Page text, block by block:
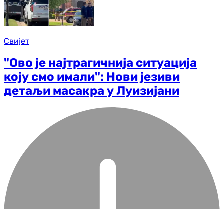
Свијет
"Ово је најтрагичнија ситуација
коју смо имали": Нови језиви
детаљи масакра у Луизијани